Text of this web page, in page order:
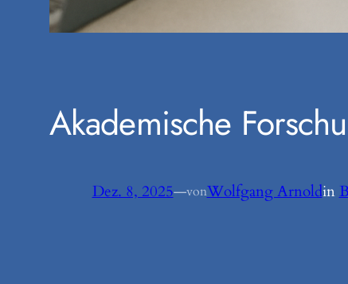
Akademische
Dez. 8, 2025—vonWolfgang Arnoldin